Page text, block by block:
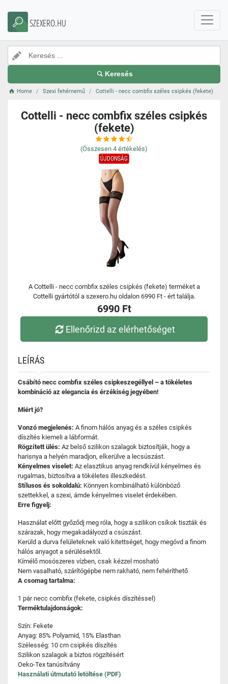
SZEXERO.HU
Keresés
Home Szexi fehérnemű Cottelli - necc combfix széles csipkés (fekete)
Cottelli - necc combfix széles csipkés
(fekete)
(Összesen 4 értékelés)
ÚJDONSÁG
A Cottelli - necc combfix széles csipkés (fekete) terméket a
Cottelli gyártótól a szexero.hu oldalon 6990 Ft - ért találja.
6990 Ft
Ellenőrizd az elérhetőséget
LEÍRÁS
Csábító necc combfix széles csipkeszegéllyel – a tökéletes
kombináció az elegancia és érzékiség jegyében!
Miért jó?
Vonzó megjelenés: A finom hálós anyag és a széles csipkés
díszítés kiemeli a lábformát.
Rögzített ülés: Az belső szilikon szalagok biztosítják, hogy a
harisnya a helyén maradjon, elkerülve a lecsúszást.
Kényelmes viselet: Az elasztikus anyag rendkívül kényelmes és
rugalmas, biztosítva a tökéletes illeszkedést.
Stílusos és sokoldalú: Könnyen kombinálható különböző
szettekkel, a szexi, ámde kényelmes viselet érdekében.
Erre figyelj:
Használat előtt győződj meg róla, hogy a szilikon csíkok tiszták és
szárazak, hogy megakadályozd a csúszást.
Kerüld a durva felületeknek való kitettséget, hogy megóvd a finom
hálós anyagot a sérülésektől.
Kímélő mosószeres vízben, csak kézzel mosható
Nem vasalható, szárítógépbe nem rakható, nem fehéríthető
A csomag tartalma:
1 pár necc combfix (fekete, csipkés díszítéssel)
Terméktulajdonságok:
Szín: Fekete
Anyag: 85% Polyamid, 15% Elasthan
Szélesség: 10 cm csipkés díszítés
Szilikon szalagok a biztos rögzítésért
Oeko-Tex tanúsítvány
Használati útmutató letöltése (PDF)